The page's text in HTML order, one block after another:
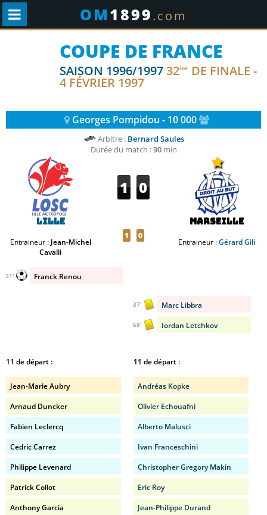
OM1899.com
COUPE DE FRANCE
SAISON 1996/199732ÈME DE FINALE -
4 FÉVRIER 1997
Georges Pompidou - 10 000
Arbitre : Bernard Saules
Durée du match :90min
Lille
Entraineur : Jean-Michel
Cavalli
1 0
1 0
Marseille
Entraineur :Gérard Gili
Franck Renou
31'
Marc Libbra
37'
Iordan Letchkov
68'
11 de départ :
Jean-Marie Aubry
Arnaud Duncker
Fabien Leclercq
Cedric Carrez
Philippe Levenard
Patrick Collot
Anthony Garcia
11 de départ :
Andréas Kopke
Olivier Echouafni
Alberto Malusci
Ivan Franceschini
Christopher Gregory Makin
Eric Roy
Jean-Philippe Durand